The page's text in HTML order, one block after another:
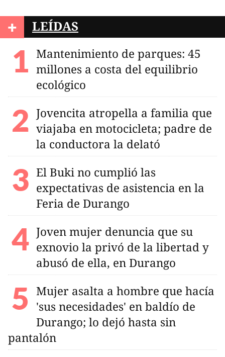
+ LEÍDAS
Mantenimiento de parques: 45
millones a costa del equilibrio
ecológico
Jovencita atropella a familia que
viajaba en motocicleta; padre de
la conductora la delató
El Buki no cumplió las
expectativas de asistencia en la
Feria de Durango
Joven mujer denuncia que su
exnovio la privó de la libertad y
abusó de ella, en Durango
Mujer asalta a hombre que hacía
'sus necesidades' en baldío de
Durango; lo dejó hasta sin
pantalón